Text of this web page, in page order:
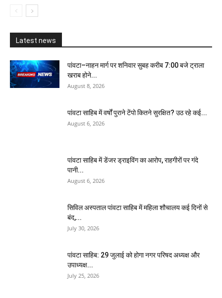
Latest news
पांवटा–नाहन मार्ग पर शनिवार सुबह करीब 7:00 बजे ट्राला
खराब होने...
August 8, 2026
पांवटा साहिब में वर्षों पुराने टेंपो कितने सुरक्षित? उठ रहे कई...
August 6, 2026
पांवटा साहिब में डेंजर ड्राइविंग का आरोप, राहगीरों पर गंदे
पानी...
August 6, 2026
सिविल अस्पताल पांवटा साहिब में महिला शौचालय कई दिनों से
बंद,...
July 30, 2026
पांवटा साहिब: 29 जुलाई को होगा नगर परिषद अध्यक्ष और
उपाध्यक्ष...
July 25, 2026